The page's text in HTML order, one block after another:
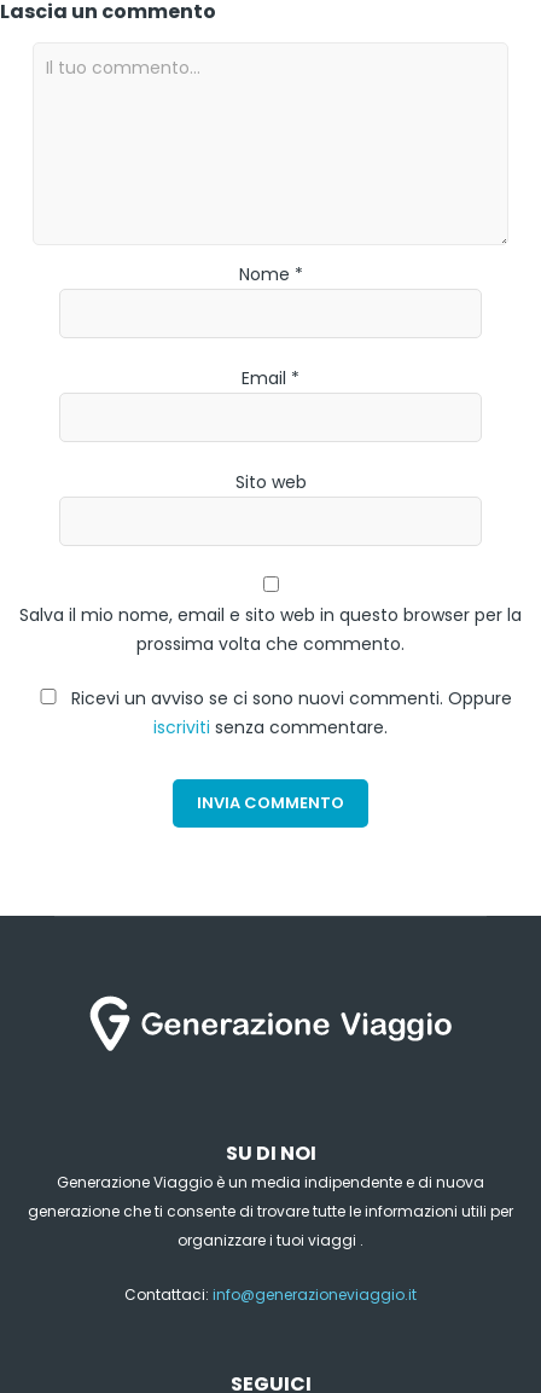
Lascia un commento
Nome *
Email *
Sito web
Salva il mio nome, email e sito web in questo browser per la
prossima volta che commento.
Ricevi un avviso se ci sono nuovi commenti. Oppure
iscriviti senza commentare.
SU DI NOI
Generazione Viaggio è un media indipendente e di nuova
generazione che ti consente di trovare tutte le informazioni utili per
organizzare i tuoi viaggi .
Contattaci: info@generazioneviaggio.it
SEGUICI